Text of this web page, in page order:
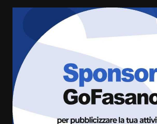
La Banda Città di
ufficialmente la Festa
8 Agosto 2026 11:00